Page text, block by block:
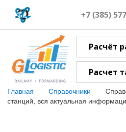
+7 (385)
Расчёт
Расчет
Главная Справочники
станций, вся актуальная